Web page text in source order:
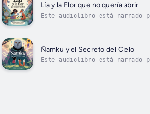
Lía y la Flor que no quería abrir
Este audiolibro está narrado
Ñamku y el Secreto del Cielo
Este audiolibro está narrado